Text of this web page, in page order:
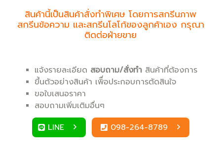
สินค้านี้เป็นสินค้าสั่งทำพิเศษ โดยการสกรีนภาพ
สกรีนข้อความ และสกรีนโลโก้ของลูกค้าเอง กรุณา
ติดต่อฝ่ายขาย
แจ้งรายละเอียด สอบถาม/สั่งทำ สินค้าที่ต้องการ
ขึ้นตัวอย่างสินค้า เพิื่อประกอบการตัดสินใจ
ขอใบเสนอราคา
สอบถามเพิ่มเติมอื่นๆ
LINE
098-264-8789